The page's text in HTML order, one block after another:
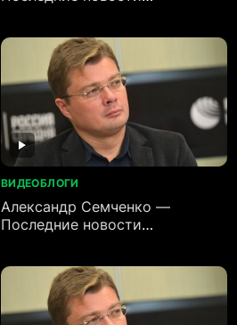
ВИДЕОБЛОГИ
Александр Семченко —
Последние новости